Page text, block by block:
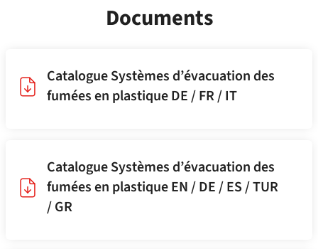
Documents
Catalogue Systèmes d’évacuation des
fumées en plastique DE / FR / IT
Catalogue Systèmes d’évacuation des
fumées en plastique EN / DE / ES / TUR
/ GR